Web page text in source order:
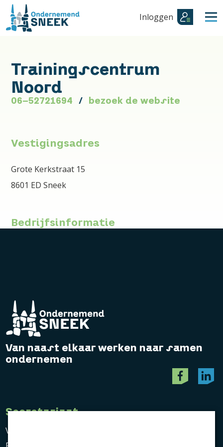
Inloggen
Trainingscentrum
Noord
06-52721694 bezoek de website
Vestigingsadres
Grote Kerkstraat 15
8601 ED Sneek
Bedrijfsinformatie
Van naast elkaar werken naar samen
ondernemen
Secretariaat
Vereniging Ondernemend Sneek